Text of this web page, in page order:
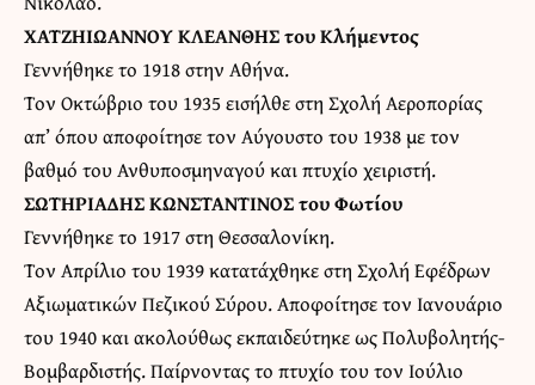
ΧΑΤΖΗΙΩΑΝΝΟΥ ΚΛΕΑΝΘΗΣ του Κλήμεντος
Γεννήθηκε το 1918 στην Αθήνα.
Τον Οκτώβριο του 1935 εισήλθε στη Σχολή Αεροπορίας
απ’ όπου αποφοίτησε τον Αύγουστο του 1938 με τον
βαθμό του Ανθυποσμηναγού και πτυχίο χειριστή.
ΣΩΤΗΡΙΑΔΗΣ ΚΩΝΣΤΑΝΤΙΝΟΣ του Φωτίου
Γεννήθηκε το 1917 στη Θεσσαλονίκη.
Τον Απρίλιο του 1939 κατατάχθηκε στη Σχολή Εφέδρων
Αξιωματικών Πεζικού Σύρου. Αποφοίτησε τον Ιανουάριο
του 1940 και ακολούθως εκπαιδεύτηκε ως Πολυβολητής-
Βομβαρδιστής. Παίρνοντας το πτυχίο του τον Ιούλιο